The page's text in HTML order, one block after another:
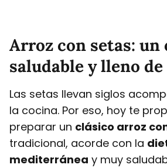
Arroz con setas: un
saludable y lleno
Las setas llevan siglos
la cocina. Por eso, hoy te
preparar un clásico arroz
tradicional, acorde con la
mediterránea y muy